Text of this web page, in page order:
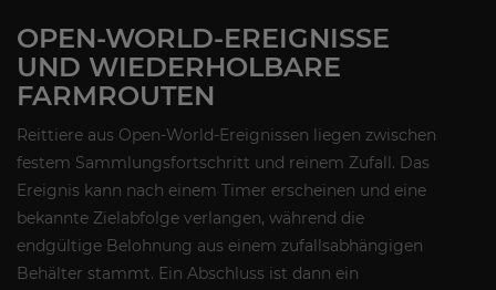
OPEN-WORLD-EREIGNISSE
UND WIEDERHOLBARE
FARMROUTEN
Reittiere aus Open-World-Ereignissen liegen zwischen
festem Sammlungsfortschritt und reinem Zufall. Das
Ereignis kann nach einem Timer erscheinen und eine
bekannte Zielabfolge verlangen, während die
endgültige Belohnung aus einem zufallsabhängigen
Behälter stammt. Ein Abschluss ist dann ein